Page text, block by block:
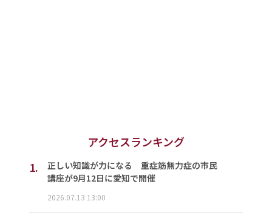
アクセスランキング
1.
正しい知識が力になる 重症筋無力症の市民
講座が9月12日に愛知で開催
2026.07.13 13:00